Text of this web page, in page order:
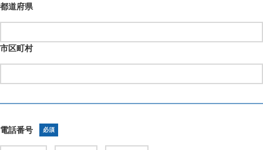
都道府県
市区町村
電話番号 必須